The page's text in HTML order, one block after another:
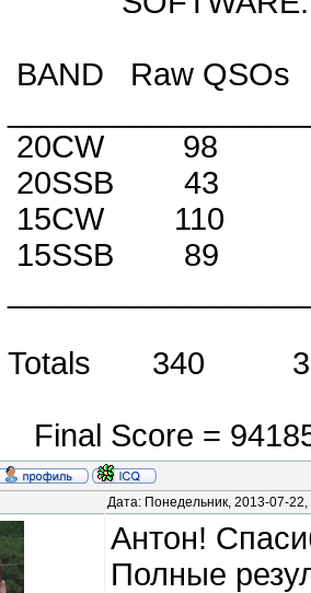
BAND Raw
20CW 98
20SSB
15CW
15SSB
Totals 340
Final Score =
Дата: Понедельник, 2013-07-
Антон!
Полные